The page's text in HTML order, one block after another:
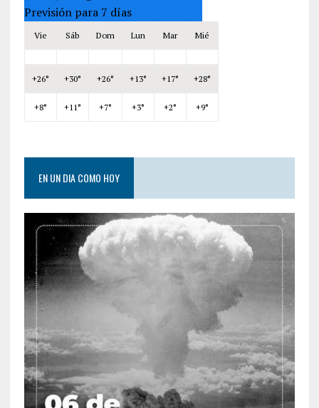
Previsión para 7 días
Vie Sáb Dom Lun Mar Mié
+26° +30° +26° +13° +17° +28°
+8° +11° +7° +3° +2° +9°
EN UN DIA COMO HOY